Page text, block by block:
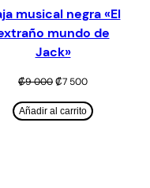
musical negra «El
mundo de
Jack»
₡9 000El
original
era:
₡7 500El
actual
es:
Añadir al carrito